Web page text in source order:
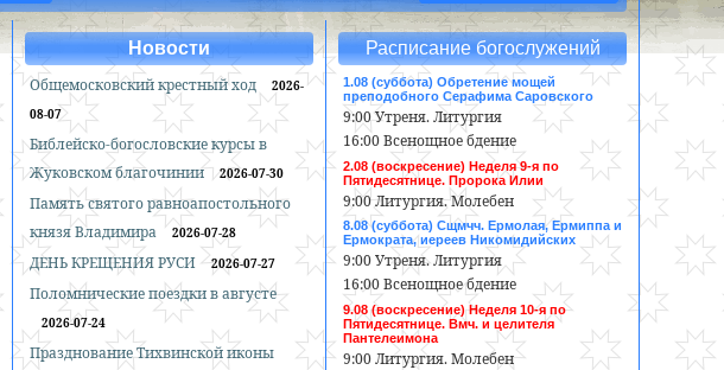
Новости
Общемосковский крестный ход
2026-
08-07
Библейско-богословские курсы в
Жуковском благочинии
2026-07-30
Память святого равноапостольного
князя Владимира
2026-07-28
ДЕНЬ КРЕЩЕНИЯ РУСИ 2026-07-27
Поломнические поездки в августе
2026-07-24
Празднование Тихвинской иконы
Расписание богослужений
1.08 (суббота) Обретение мощей
преподобного Серафима Саровского
9:00 Утреня. Литургия
16:00 Всенощное бдение
2.08 (воскресение) Неделя 9-я по
Пятидесятнице. Пророка Илии
9:00 Литургия. Молебен
8.08 (суббота) Сщмчч. Ермолая, Ермиппа и
Ермократа, иереев Никомидийских
9:00 Утреня. Литургия
16:00 Всенощное бдение
9.08 (воскресение) Неделя 10-я по
Пятидесятнице. Вмч. и целителя
Пантелеимона
9:00 Литургия. Молебен